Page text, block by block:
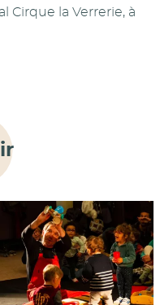
Cirque la Verrerie, à